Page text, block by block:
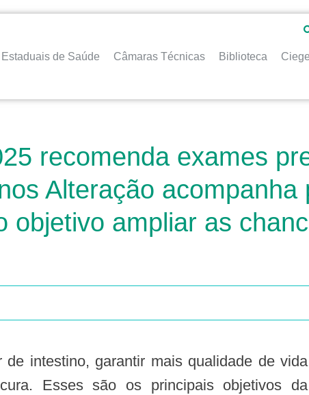
de Saúde Câmaras Técnicas Biblioteca
recomenda exames
Alteração acompanha
objetivo ampliar as
Esses são os principais objetivos da